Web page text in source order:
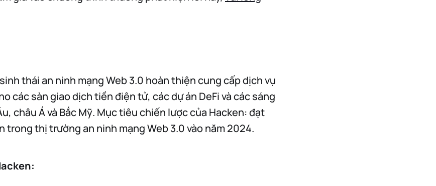
thái an ninh mạng Web 3.0 hoàn thiện cung cấp dịch vụ
các sàn giao dịch tiền điện tử, các dự án DeFi và các sáng
châu Á và Bắc Mỹ. Mục tiêu chiến lược của Hacken: đạt
trong thị trường an ninh mạng Web 3.0 vào năm 2024.